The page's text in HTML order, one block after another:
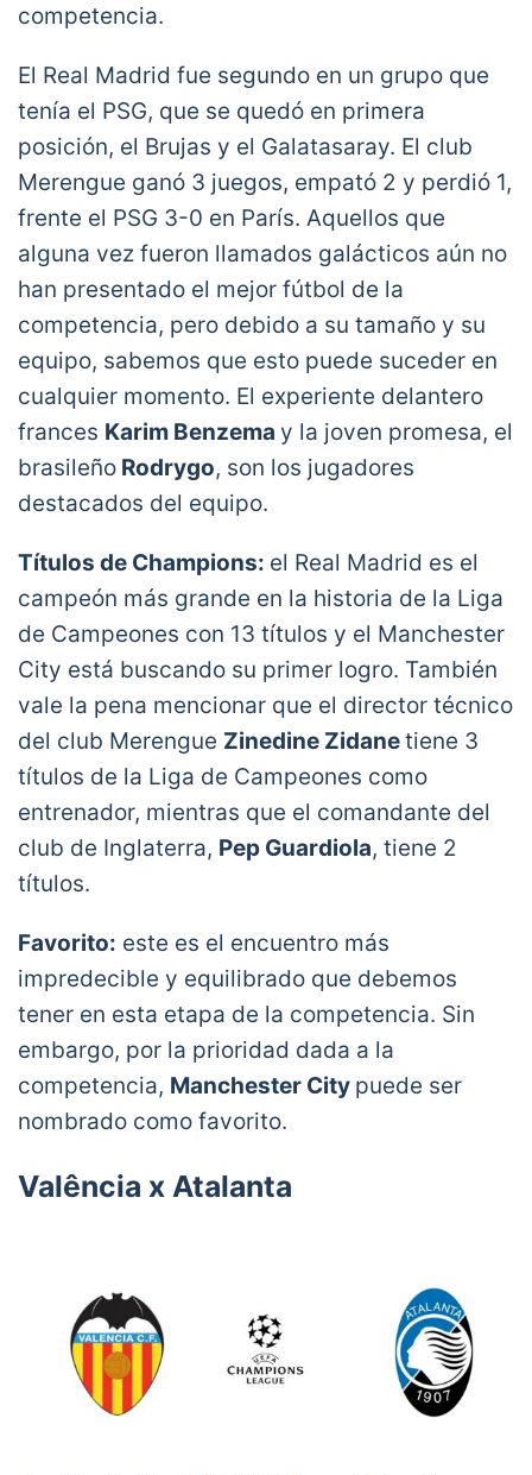
competencia.
El Real Madrid fue segundo en un grupo que
tenía el PSG, que se quedó en primera
posición, el Brujas y el Galatasaray. El club
Merengue ganó 3 juegos, empató 2 y perdió 1,
frente el PSG 3-0 en París. Aquellos que
alguna vez fueron llamados galácticos aún no
han presentado el mejor fútbol de la
competencia, pero debido a su tamaño y su
equipo, sabemos que esto puede suceder en
cualquier momento. El experiente delantero
frances Karim Benzema y la joven promesa, el
brasileño Rodrygo, son los jugadores
destacados del equipo.
Títulos de Champions: el Real Madrid es el
campeón más grande en la historia de la Liga
de Campeones con 13 títulos y el Manchester
City está buscando su primer logro. También
vale la pena mencionar que el director técnico
del club Merengue Zinedine Zidanetiene 3
títulos de la Liga de Campeones como
entrenador, mientras que el comandante del
club de Inglaterra, Pep Guardiola, tiene 2
títulos.
Favorito: este es el encuentro más
impredecible y equilibrado que debemos
tener en esta etapa de la competencia. Sin
embargo, por la prioridad dada a la
competencia, Manchester City puede ser
nombrado como favorito.
Valência x Atalanta